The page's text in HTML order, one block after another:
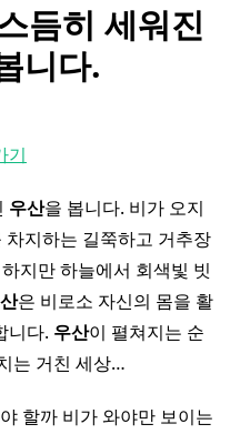
듬히 세워진
니다.
기
우산을 봅니다. 비가 오지
차지하는 길쭉하고 거추장
지만 하늘에서 회색빛 빗
은 비로소 자신의 몸을 활
니다. 우산이 펼쳐지는 순
는 거친 세상…
할까 비가 와야만 보이는